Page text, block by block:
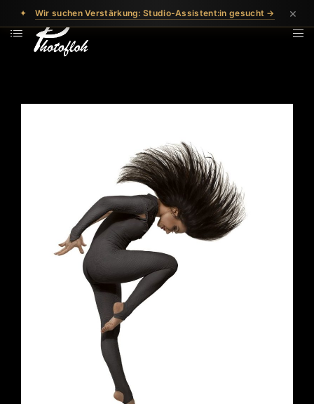
✦ Wir suchen Verstärkung: Studio-Assistent:in gesucht → ×